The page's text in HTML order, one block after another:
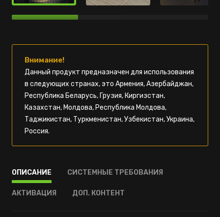
Внимание!
Данный продукт предназначен для использования
в следующих странах, это Армения, Азербайджан,
Республика Беларусь, Грузия, Киргизстан,
Казахстан, Молдова, Республика Молдова,
Таджикистан, Туркменистан, Узбекистан, Украина,
Россия.
ОПИСАНИЕ СИСТЕМНЫЕ ТРЕБОВАНИЯ
АКТИВАЦИЯ ДОП. КОНТЕНТ